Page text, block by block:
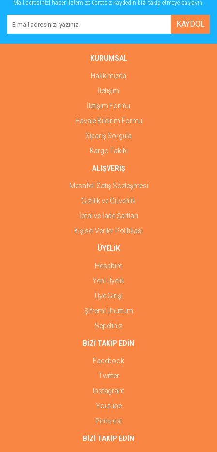
Mail adresinizi haber listemize ücretsiz kaydedin bizi takip etmeye başlayın.
KAYDOL
KURUMSAL
Hakkımızda
İletişim
İletişim Formu
Havale Bildirim Formu
Sipariş Sorgula
Kargo Takibi
ALIŞVERİŞ
Mesafeli Satış Sözleşmesi
Gizlilik ve Güvenlik
İptal ve İade Şartları
Kişisel Veriler Politikası
ÜYELİK
Hesabım
Yeni Üyelik
Üye Girişi
Şifremi Unuttum
Sepetiniz
BİZİ TAKİP EDİN
Facebook
Twitter
Instagram
Youtube
Pinterest
BİZİ TAKİP EDİN